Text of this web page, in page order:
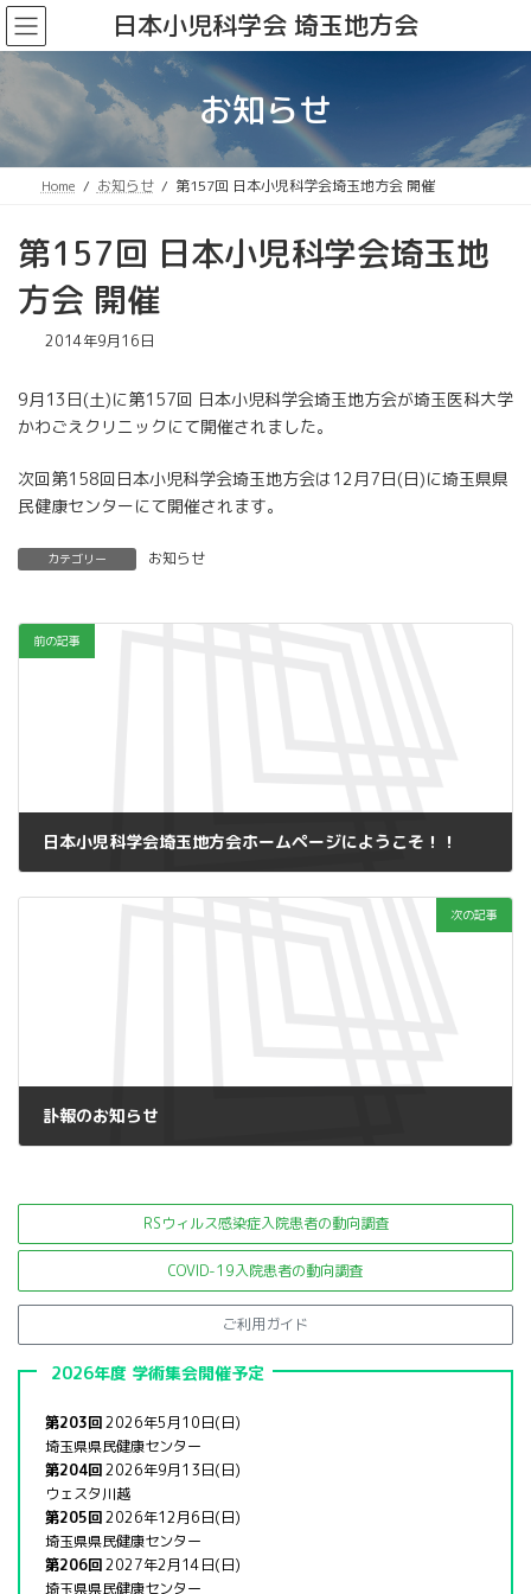
コ
ン
テ
ス
ナ
ビ
ゲ
ン
日本小児科学会 埼玉地方会
お知らせ
Home お知らせ 第157回 日本小児科学会埼玉地方会 開催
第157回 日本小児科学会埼玉地
方会 開催
2014年9月16日
9月13日(土)に第157回 日本小児科学会埼玉地方会が埼玉医科大学
かわごえクリニックにて開催されました。
次回第158回日本小児科学会埼玉地方会は12月7日(日)に埼玉県県
民健康センターにて開催されます。
カテゴリー お知らせ
前の記事
日本小児科学会埼玉地方会ホームページにようこそ！！
次の記事
訃報のお知らせ
RSウィルス感染症入院患者の動向調査
COVID-19入院患者の動向調査
ご利用ガイド
2026年度 学術集会開催予定
第203回2026年5月10日(日)
埼玉県県民健康センター
第204回2026年9月13日(日)
ウェスタ川越
第205回2026年12月6日(日)
埼玉県県民健康センター
第206回2027年2月14日(日)
埼玉県県民健康センター